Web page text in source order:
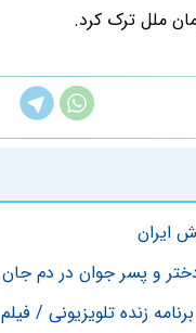
ملل ترک کرد.
ایران
زنده تلویزیونی / فیلم